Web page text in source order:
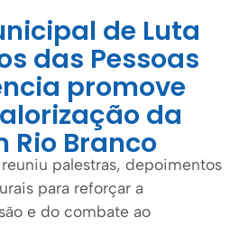
de Luta
das Pessoas
promove
da
Rio Branco
palestras, depoimentos
para reforçar a
e do combate ao